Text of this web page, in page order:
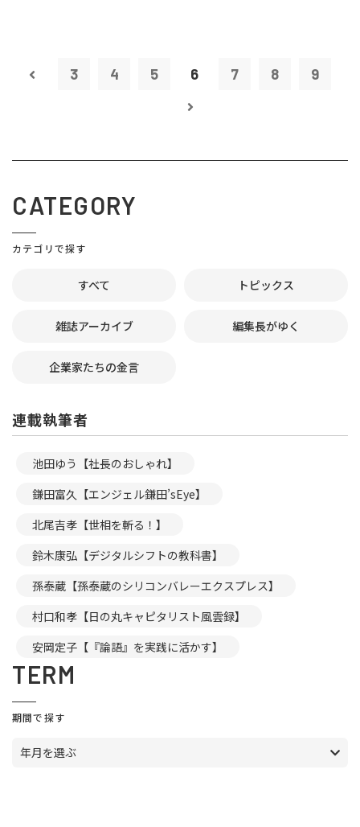
3 4 5 6 7 8 9
CATEGORY
カテゴリで探す
すべて トピックス
雑誌アーカイブ 編集長がゆく
企業家たちの金言
連載執筆者
池田ゆう【社長のおしゃれ】
鎌田富久【エンジェル鎌田’sEye】
北尾吉孝【世相を斬る！】
鈴木康弘【デジタルシフトの教科書】
孫泰蔵【孫泰蔵のシリコンバレーエクスプレス】
村口和孝【日の丸キャピタリスト風雲録】
安岡定子【『論語』を実践に活かす】
TERM
期間で探す
年月を選ぶ